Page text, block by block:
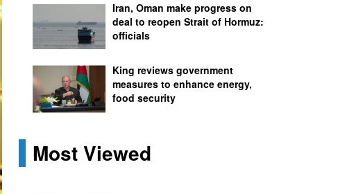
Iran, Oman make progress on
deal to reopen Strait of Hormuz:
officials
King reviews government
measures to enhance energy,
food security
Most Viewed